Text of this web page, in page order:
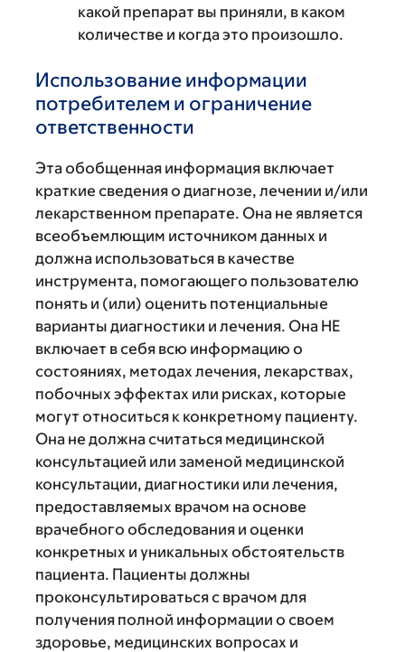
какой препарат вы приняли, в каком
количестве и когда это произошло.
Использование информации
потребителем и ограничение
ответственности
Эта обобщенная информация включает
краткие сведения о диагнозе, лечении и/или
лекарственном препарате. Она не является
всеобъемлющим источником данных и
должна использоваться в качестве
инструмента, помогающего пользователю
понять и (или) оценить потенциальные
варианты диагностики и лечения. Она НЕ
включает в себя всю информацию о
состояниях, методах лечения, лекарствах,
побочных эффектах или рисках, которые
могут относиться к конкретному пациенту.
Она не должна считаться медицинской
консультацией или заменой медицинской
консультации, диагностики или лечения,
предоставляемых врачом на основе
врачебного обследования и оценки
конкретных и уникальных обстоятельств
пациента. Пациенты должны
проконсультироваться с врачом для
получения полной информации о своем
здоровье, медицинских вопросах и